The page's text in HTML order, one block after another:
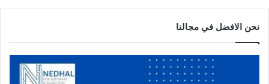
نحن الافضل في مجالنا